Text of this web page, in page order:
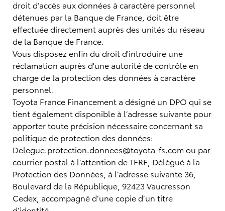
droit d’accès aux données à caractère personnel
détenues par la Banque de France, doit être
effectuée directement auprès des unités du réseau
de la Banque de France.
Vous disposez enfin du droit d'introduire une
réclamation auprès d'une autorité de contrôle en
charge de la protection des données à caractère
personnel.
Toyota France Financement a désigné un DPO qui se
tient également disponible à l’adresse suivante pour
apporter toute précision nécessaire concernant sa
politique de protection des données:
Delegue.protection.donnees@toyota-fs.com ou par
courrier postal à l’attention de TFRF, Délégué à la
Protection des Données, à l’adresse suivante 36,
Boulevard de la République, 92423 Vaucresson
Cedex, accompagné d’une copie d’un titre